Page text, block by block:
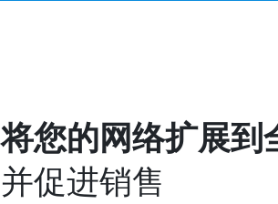
将您的网络扩展到
并促进销售